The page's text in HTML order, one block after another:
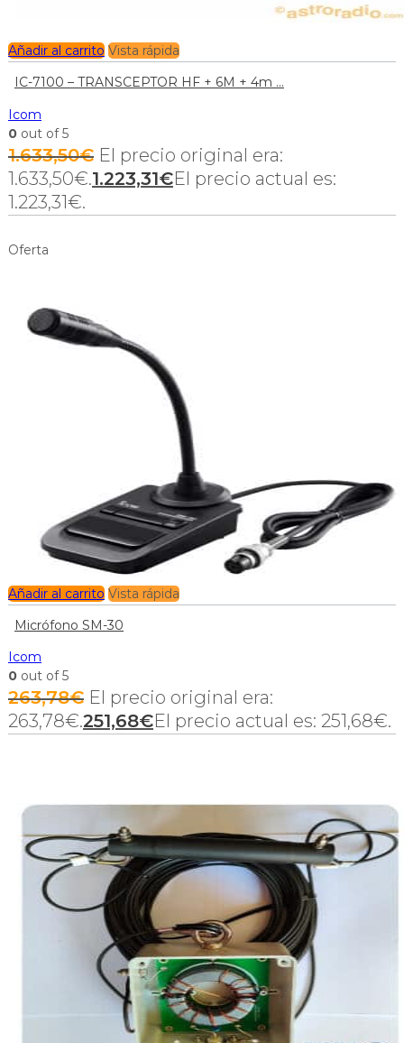
Añadir al carrito Vista rápida
IC-7100 – TRANSCEPTOR HF + 6M + 4m ...
Icom
0 out of 5
1.633,50€ El precio original era:
1.633,50€.1.223,31€El precio actual es:
1.223,31€.
Oferta
Añadir al carrito Vista rápida
Micrófono SM-30
Icom
0 out of 5
263,78€ El precio original era:
263,78€.251,68€El precio actual es: 251,68€.